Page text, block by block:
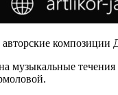
композиции
музыкальные